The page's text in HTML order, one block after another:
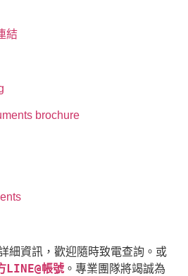
結
brochure
細資訊，歡迎隨時致電查詢。或
LINE@帳號 。專業團隊將竭誠為